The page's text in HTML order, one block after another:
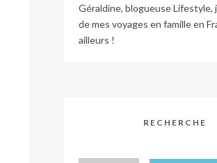
Géraldine, blogueuse Lifestyle,
de mes voyages en famille en
ailleurs !
RECHERCHE